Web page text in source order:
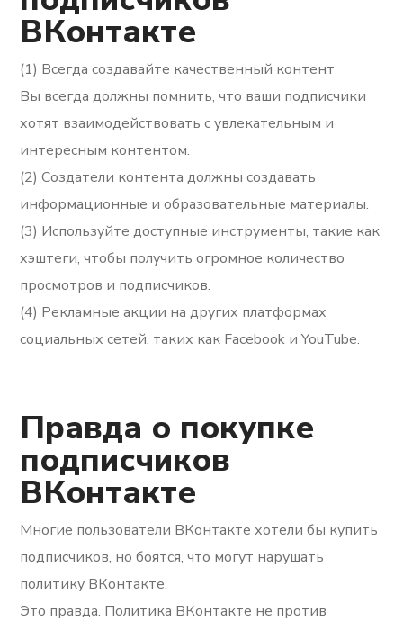
ВКонтакте
(1) Всегда создавайте качественный контент
Вы всегда должны помнить, что ваши подписчики
хотят взаимодействовать с увлекательным и
интересным контентом.
(2) Создатели контента должны создавать
информационные и образовательные материалы.
(3) Используйте доступные инструменты, такие как
хэштеги, чтобы получить огромное количество
просмотров и подписчиков.
(4) Рекламные акции на других платформах
социальных сетей, таких как Facebook и YouTube.
Правда о покупке
подписчиков
ВКонтакте
Многие пользователи ВКонтакте хотели бы купить
подписчиков, но боятся, что могут нарушать
политику ВКонтакте.
Это правда. Политика ВКонтакте не против